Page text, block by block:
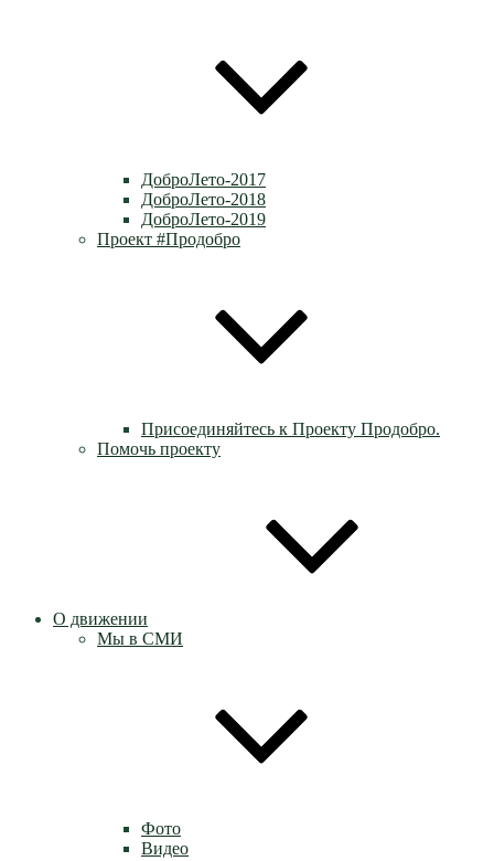
ДоброЛето-2017
ДоброЛето-2018
ДоброЛето-2019
Проект #Продобро
Присоединяйтесь к Проекту Продобро.
Помочь проекту
О движении
Мы в СМИ
Фото
Видео